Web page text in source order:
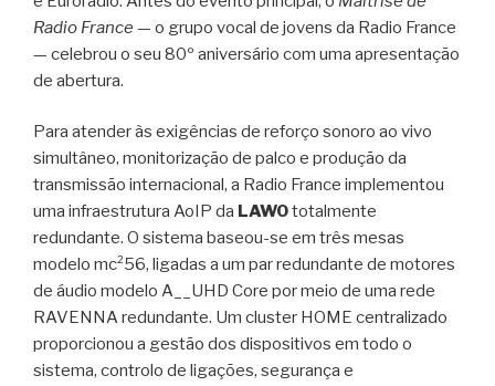
Radio France — o grupo vocal de jovens da Radio France
— celebrou o seu 80º aniversário com uma apresentação
de abertura.
Para atender às exigências de reforço sonoro ao vivo
simultâneo, monitorização de palco e produção da
transmissão internacional, a Radio France implementou
uma infraestrutura AoIP da LAWOtotalmente
redundante. O sistema baseou-se em três mesas
modelo mc²56, ligadas a um par redundante de motores
de áudio modelo A__UHD Core por meio de uma rede
RAVENNA redundante. Um cluster HOME centralizado
proporcionou a gestão dos dispositivos em todo o
sistema, controlo de ligações, segurança e